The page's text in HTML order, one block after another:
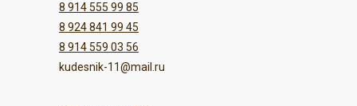
kudesnik-11@mail.ru
8 914 559 03 56
8 914 555 99 85
8 924 841 99 45